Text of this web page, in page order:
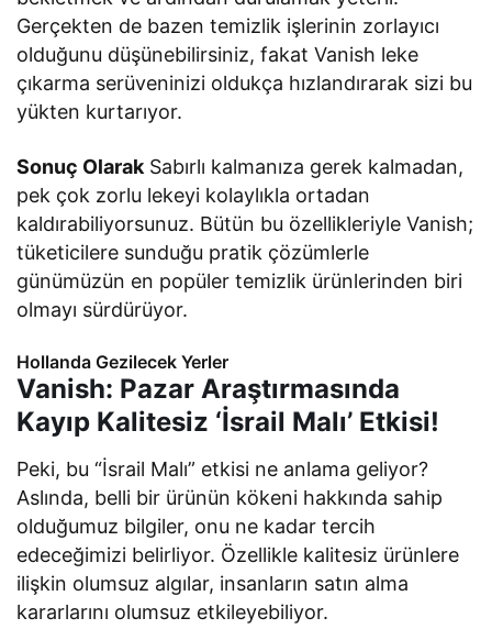
Gerçekten de bazen temizlik işlerinin zorlayıcı
olduğunu düşünebilirsiniz, fakat Vanish leke
çıkarma serüveninizi oldukça hızlandırarak sizi bu
yükten kurtarıyor.
Sonuç Olarak Sabırlı kalmanıza gerek kalmadan,
pek çok zorlu lekeyi kolaylıkla ortadan
kaldırabiliyorsunuz. Bütün bu özellikleriyle Vanish;
tüketicilere sunduğu pratik çözümlerle
günümüzün en popüler temizlik ürünlerinden biri
olmayı sürdürüyor.
Hollanda Gezilecek Yerler
Vanish: Pazar Araştırmasında
Kayıp Kalitesiz ‘İsrail Malı’ Etkisi!
Peki, bu “İsrail Malı” etkisi ne anlama geliyor?
Aslında, belli bir ürünün kökeni hakkında sahip
olduğumuz bilgiler, onu ne kadar tercih
edeceğimizi belirliyor. Özellikle kalitesiz ürünlere
ilişkin olumsuz algılar, insanların satın alma
kararlarını olumsuz etkileyebiliyor.